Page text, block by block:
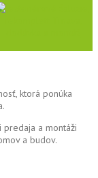
ktorá ponúka
predaja a montáži
a budov.